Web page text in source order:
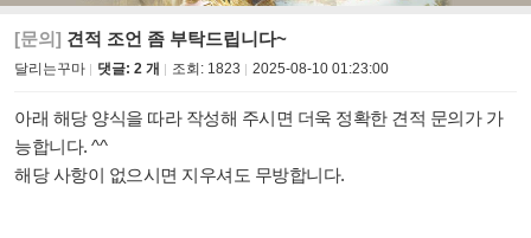
[문의] 견적 조언 좀 부탁드립니다~
달리는꾸마 댓글: 2 개 조회: 1823 2025-08-10 01:23:00
아래 해당 양식을 따라 작성해 주시면 더욱 정확한 견적 문의가 가
능합니다. ^^
해당 사항이 없으시면 지우셔도 무방합니다.